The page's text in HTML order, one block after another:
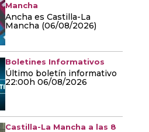
Mancha
Ancha es Castilla-La
Mancha (06/08/2026)
Boletines Informativos
Último boletín informativo
22:00h 06/08/2026
Castilla-La Mancha a las 8